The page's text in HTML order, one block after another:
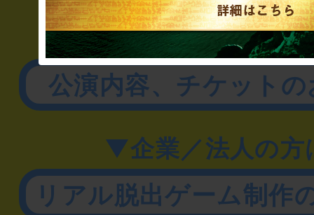
▼一般のお客様
公演内容、チケット
▼企業／法人の方
リアル脱出ゲーム制作